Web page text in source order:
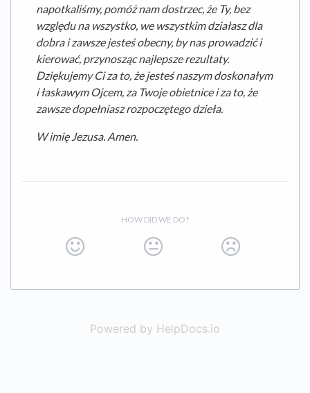
napotkaliśmy, pomóż nam dostrzec, że Ty, bez
względu na wszystko, we wszystkim działasz dla
dobra i zawsze jesteś obecny, by nas prowadzić i
kierować, przynosząc najlepsze rezultaty.
Dziękujemy Ci za to, że jesteś naszym doskonałym
i łaskawym Ojcem, za Twoje obietnice i za to, że
zawsze dopełniasz rozpoczętego dzieła.
W imię Jezusa. Amen.
HOW DID WE DO?
Powered by HelpDocs.io